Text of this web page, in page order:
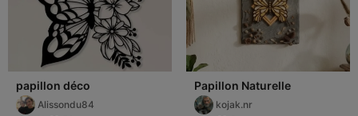
papillon déco
Alissondu84
Papillon Naturelle
kojak.nr